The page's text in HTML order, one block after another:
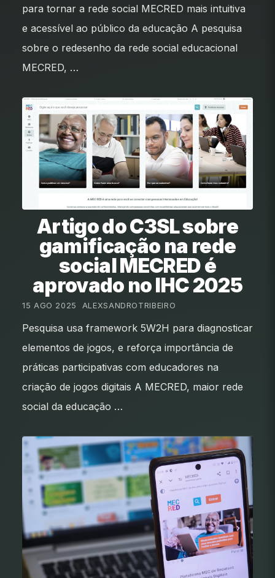
para tornar a rede social MECRED mais intuitiva
e acessível ao público da educação A pesquisa
sobre o redesenho da rede social educacional
MECRED, …
Artigo do C3SL sobre
gamificação na rede
social MECRED é
aprovado no IHC 2025
15 AGO 2025 ALEXSANDROTRIBEIRO
Pesquisa usa framework 5W2H para diagnosticar
elementos de jogos, e reforça importância de
práticas participativas com educadores na
criação de jogos digitais A MECRED, maior rede
social da educação …